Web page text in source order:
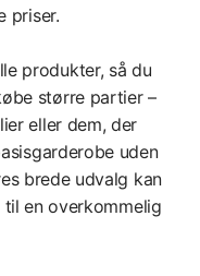
priser.
produkter, så du
større partier –
eller dem, der
uden
brede udvalg kan
en overkommelig